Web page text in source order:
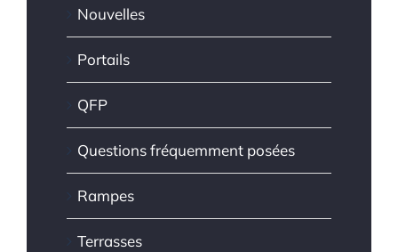
Nouvelles
Portails
QFP
Questions fréquemment posées
Rampes
Terrasses